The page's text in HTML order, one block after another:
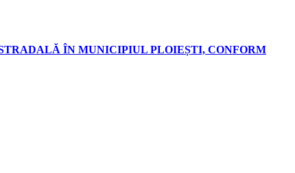
ÎN MUNICIPIUL PLOIEȘTI, CONFORM